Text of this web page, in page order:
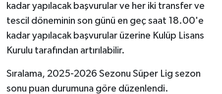
kadar yapılacak başvurular ve her iki transfer ve
tescil döneminin son günü en geç saat 18.00'e
kadar yapılacak başvurular üzerine Kulüp Lisans
Kurulu tarafından artırılabilir.
Sıralama, 2025-2026 Sezonu Süper Lig sezon
sonu puan durumuna göre düzenlendi.